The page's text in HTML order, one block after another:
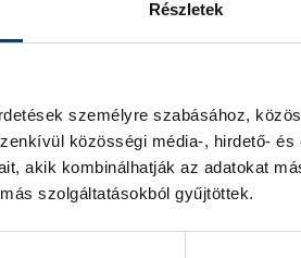
Részletek
személyre szabásához,
közösségi média-, hirdető-
akik kombinálhatják az adatokat
szolgáltatásokból gyűjtöttek.